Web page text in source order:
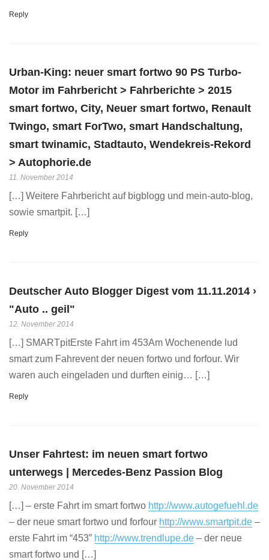
Reply
Urban-King: neuer smart fortwo 90 PS Turbo-
Motor im Fahrbericht > Fahrberichte > 2015
smart fortwo, City, Neuer smart fortwo, Renault
Twingo, smart ForTwo, smart Handschaltung,
smart twinamic, Stadtauto, Wendekreis-Rekord
> Autophorie.de
11. November 2014
[…] Weitere Fahrbericht auf bigblogg und mein-auto-blog,
sowie smartpit. […]
Reply
Deutscher Auto Blogger Digest vom 11.11.2014 ›
"Auto .. geil"
12. November 2014
[…] SMARTpitErste Fahrt im 453Am Wochenende lud
smart zum Fahrevent der neuen fortwo und forfour. Wir
waren auch eingeladen und durften einig… […]
Reply
Unser Fahrtest: im neuen smart fortwo
unterwegs | Mercedes-Benz Passion Blog
20. November 2014
[…] – erste Fahrt im smart fortwo http://www.autogefuehl.de
– der neue smart fortwo und forfour http://www.smartpit.de –
erste Fahrt im “453” http://www.trendlupe.de – der neue
smart fortwo und […]